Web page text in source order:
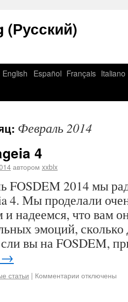
(Русский)
English Español Français Italiano
Февраль 2014
4
автором xxblx
FOSDEM 2014 мы
4. Мы проделали
надеемся, что вам
эмоций, сколько
вы на FOSDEM,
→
статьи | Комментарии отключены